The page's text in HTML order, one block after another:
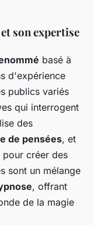
son expertise
basé à
d'expérience
publics variés
qui interrogent
des
de pensées, et
pour créer des
sont un mélange
, offrant
de la magie